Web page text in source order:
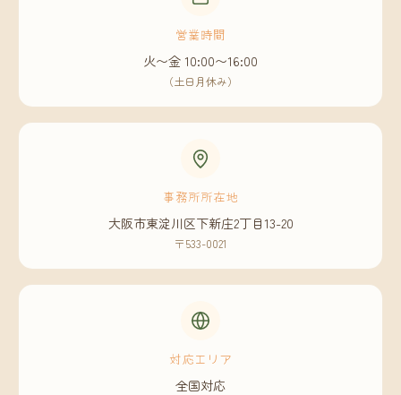
営業時間
火〜金 10:00〜16:00
（土日月休み）
事務所所在地
大阪市東淀川区下新庄2丁目13-20
〒533-0021
対応エリア
全国対応